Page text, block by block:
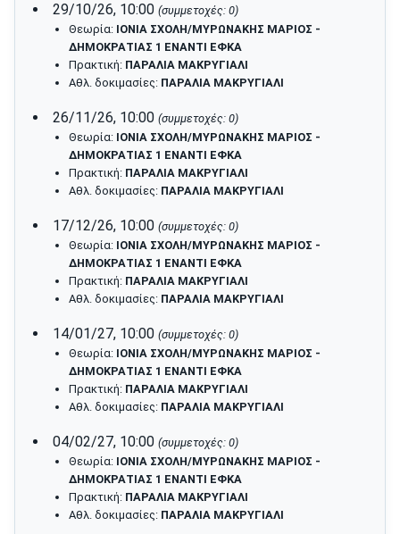
29/10/26, 10:00 (συμμετοχές: 0)
Θεωρία: ΙΟΝΙΑ ΣΧΟΛΗ/ΜΥΡΩΝΑΚΗΣ ΜΑΡΙΟΣ -
ΔΗΜΟΚΡΑΤΙΑΣ 1 ΕΝΑΝΤΙ ΕΦΚΑ
Πρακτική: ΠΑΡΑΛΙΑ ΜΑΚΡΥΓΙΑΛΙ
Αθλ. δοκιμασίες: ΠΑΡΑΛΙΑ ΜΑΚΡΥΓΙΑΛΙ
26/11/26, 10:00 (συμμετοχές: 0)
Θεωρία: ΙΟΝΙΑ ΣΧΟΛΗ/ΜΥΡΩΝΑΚΗΣ ΜΑΡΙΟΣ -
ΔΗΜΟΚΡΑΤΙΑΣ 1 ΕΝΑΝΤΙ ΕΦΚΑ
Πρακτική: ΠΑΡΑΛΙΑ ΜΑΚΡΥΓΙΑΛΙ
Αθλ. δοκιμασίες: ΠΑΡΑΛΙΑ ΜΑΚΡΥΓΙΑΛΙ
17/12/26, 10:00 (συμμετοχές: 0)
Θεωρία: ΙΟΝΙΑ ΣΧΟΛΗ/ΜΥΡΩΝΑΚΗΣ ΜΑΡΙΟΣ -
ΔΗΜΟΚΡΑΤΙΑΣ 1 ΕΝΑΝΤΙ ΕΦΚΑ
Πρακτική: ΠΑΡΑΛΙΑ ΜΑΚΡΥΓΙΑΛΙ
Αθλ. δοκιμασίες: ΠΑΡΑΛΙΑ ΜΑΚΡΥΓΙΑΛΙ
14/01/27, 10:00 (συμμετοχές: 0)
Θεωρία: ΙΟΝΙΑ ΣΧΟΛΗ/ΜΥΡΩΝΑΚΗΣ ΜΑΡΙΟΣ -
ΔΗΜΟΚΡΑΤΙΑΣ 1 ΕΝΑΝΤΙ ΕΦΚΑ
Πρακτική: ΠΑΡΑΛΙΑ ΜΑΚΡΥΓΙΑΛΙ
Αθλ. δοκιμασίες: ΠΑΡΑΛΙΑ ΜΑΚΡΥΓΙΑΛΙ
04/02/27, 10:00 (συμμετοχές: 0)
Θεωρία: ΙΟΝΙΑ ΣΧΟΛΗ/ΜΥΡΩΝΑΚΗΣ ΜΑΡΙΟΣ -
ΔΗΜΟΚΡΑΤΙΑΣ 1 ΕΝΑΝΤΙ ΕΦΚΑ
Πρακτική: ΠΑΡΑΛΙΑ ΜΑΚΡΥΓΙΑΛΙ
Αθλ. δοκιμασίες: ΠΑΡΑΛΙΑ ΜΑΚΡΥΓΙΑΛΙ